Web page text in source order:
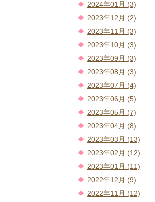
2024年01月 (3)
2023年12月 (2)
2023年11月 (3)
2023年10月 (3)
2023年09月 (3)
2023年08月 (3)
2023年07月 (4)
2023年06月 (5)
2023年05月 (7)
2023年04月 (8)
2023年03月 (13)
2023年02月 (12)
2023年01月 (11)
2022年12月 (9)
2022年11月 (12)